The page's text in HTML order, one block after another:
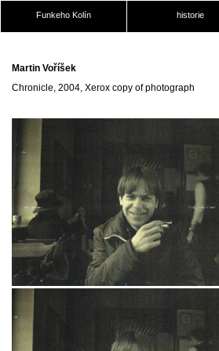
Funkeho Kolín historie
Martin Voříšek
Chronicle, 2004, Xerox copy of photograph